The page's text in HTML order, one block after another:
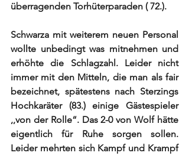
überragenden Torhüterparaden ( 72.).
Schwarza mit weiterem neuen Personal
wollte unbedingt was mitnehmen und
erhöhte die Schlagzahl. Leider nicht
immer mit den Mitteln, die man als fair
bezeichnet, spätestens nach Sterzings
Hochkaräter (83.) einige Gästespieler
,,von der Rolle“. Das 2-0 von Wolf hätte
eigentlich für Ruhe sorgen sollen.
Leider mehrten sich Kampf und Krampf